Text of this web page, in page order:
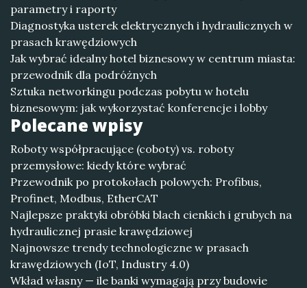
parametry i raporty
Diagnostyka usterek elektrycznych i hydraulicznych w
prasach krawędziowych
Jak wybrać idealny hotel biznesowy w centrum miasta:
przewodnik dla podróżnych
Sztuka networkingu podczas pobytu w hotelu
biznesowym: jak wykorzystać konferencje i lobby
Polecane wpisy
Roboty współpracujące (coboty) vs. roboty
przemysłowe: kiedy które wybrać
Przewodnik po protokołach polowych: Profibus,
Profinet, Modbus, EtherCAT
Najlepsze praktyki obróbki blach cienkich i grubych na
hydraulicznej prasie krawędziowej
Najnowsze trendy technologiczne w prasach
krawędziowych (IoT, Industry 4.0)
Wkład własny — ile banki wymagają przy budowie